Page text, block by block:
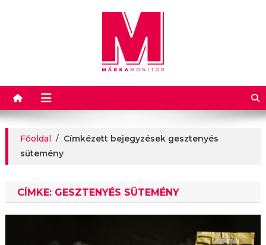
Márkamonitor
Főoldal / Címkézett bejegyzések gesztenyés
sütemény
CÍMKE: GESZTENYÉS SÜTEMÉNY